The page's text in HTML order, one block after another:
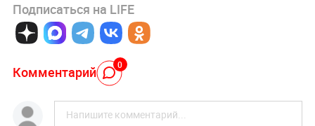
Подписаться на LIFE
Комментарий 0